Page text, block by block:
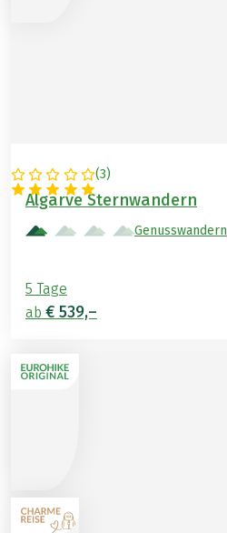
(3)
PORTUGAL
Algarve Sternwandern
Genusswandern
5 Tage
ab € 539,–